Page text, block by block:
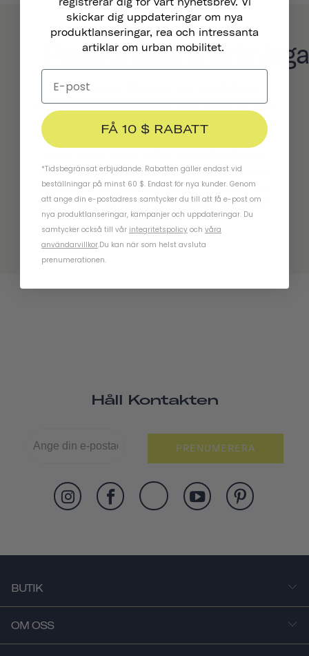
Alla huvuden är olika, men med våra hjälmars
integrerade justeringssystem är det enkelt att göra
små justeringar för en bekväm passform. Vrid bara
ratten medurs för att dra åt eller moturs för att
passformskuddar utan att det påverkar hjälmens
säkerhet för att uppnå din önskade passform. Har
du fler frågor om hur du får en perfekt passform?
Kontakta oss.
Håll Kontakten
PRENUMERERA
BUTIK
OM OSS
skickar dig uppdateringar om nya
produktlanseringar, rea och intressanta
artiklar om urban mobilitet.
FÅ 10 $ RABATT
*Tidsbegränsat erbjudande. Rabatten gäller endast vid
beställningar på minst 60 $. Endast för nya kunder. Genom
att ange din e-postadress samtycker du till att få e-post om
nya produktlanseringar, kampanjer och uppdateringar. Du
samtycker också till vår integritetspolicy och våra
användarvillkor.Du kan när som helst avsluta
prenumerationen.